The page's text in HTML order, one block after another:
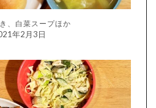
、白菜スープほか
年2月3日